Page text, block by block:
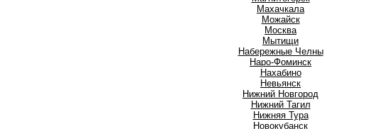
Махачкала
Можайск
Москва
Мытищи
Набережные Челны
Наро-Фоминск
Нахабино
Невьянск
Нижний Новгород
Нижний Тагил
Нижняя Тура
Новокубанск